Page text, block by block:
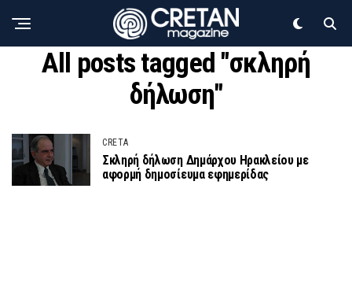
All posts tagged "σκληρή
δήλωση"
CRETA
Σκληρή δήλωση Δημάρχου Ηρακλείου με
αφορμή δημοσίευμα εφημερίδας